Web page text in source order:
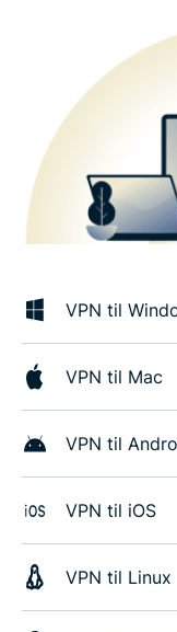
VPN til
VPN til Mac
VPN til
VPN til iOS
VPN til Linux